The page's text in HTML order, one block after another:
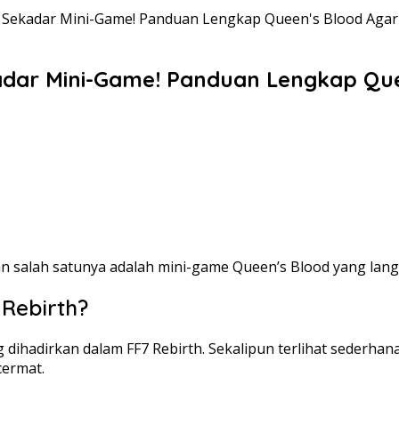
Mini-Game! Panduan Lengkap Queen's Blood
Mini-Game! Panduan Lengkap
satunya adalah mini-game Queen’s Blood yang
dalam FF7 Rebirth. Sekalipun terlihat